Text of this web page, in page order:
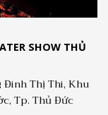
SHOW THỦ
Đinh Thị Thi, Khu
Tp. Thủ Đức